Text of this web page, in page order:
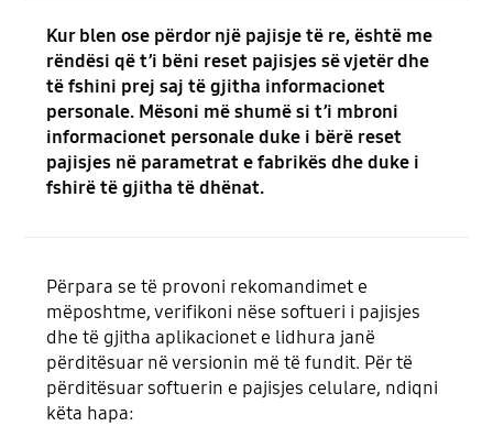
Kur blen ose përdor një pajisje të re, është me
rëndësi që t’i bëni reset pajisjes së vjetër dhe
të fshini prej saj të gjitha informacionet
personale. Mësoni më shumë si t’i mbroni
informacionet personale duke i bërë reset
pajisjes në parametrat e fabrikës dhe duke i
fshirë të gjitha të dhënat.
Përpara se të provoni rekomandimet e
mëposhtme, verifikoni nëse softueri i pajisjes
dhe të gjitha aplikacionet e lidhura janë
përditësuar në versionin më të fundit. Për të
përditësuar softuerin e pajisjes celulare, ndiqni
këta hapa: